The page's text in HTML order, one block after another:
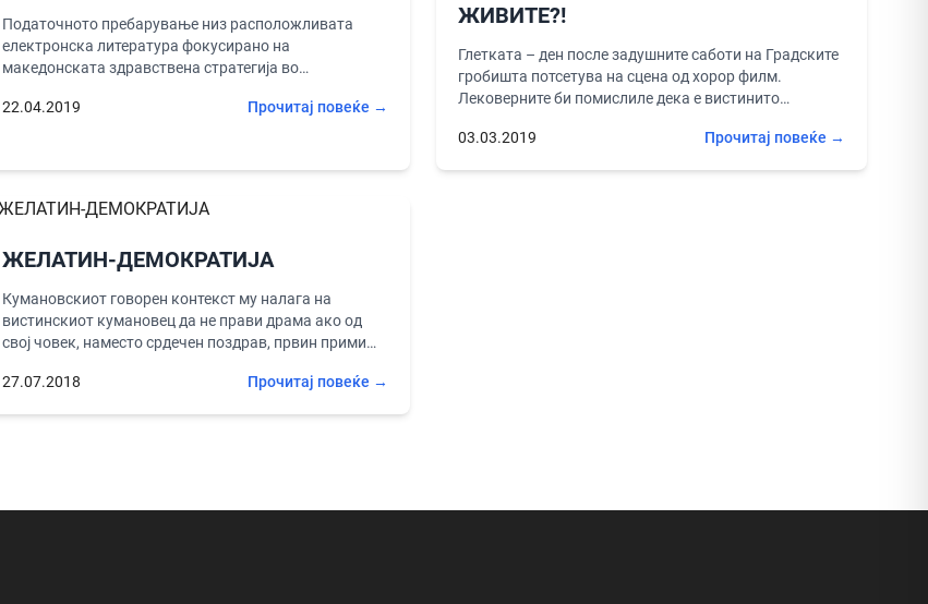
Податочното пребарување низ расположливата
електронска литература фокусирано на
македонската здравствена стратегија во
морбили, случајно ме пренасочи на една траорна
22.04.2019 Прочитај повеќе →
ЖИВИТЕ?!
Глетката – ден после задушните саботи на Градските
гробишта потсетува на сцена од хорор филм.
Лековерните би помислиле дека е вистинито
03.03.2019
Прочитај повеќе →
ЖЕЛАТИН-ДЕМОКРАТИЈА
Кумановскиот говорен контекст му налага на
вистинскиот кумановец да не прави драма ако од
свој човек, наместо срдечен поздрав, првин прими
27.07.2018
Прочитај повеќе →